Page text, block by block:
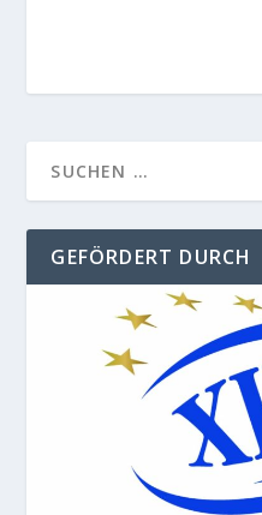
GEFÖRDERT DURCH